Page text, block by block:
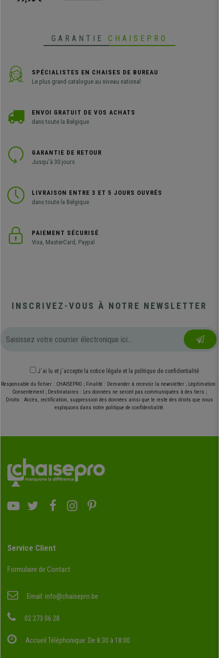
GARANTIE CHAISEPRO
SPÉCIALISTES EN CHAISES DE BUREAU
Le plus grand catalogue au niveau national
ENVOI GRATUIT DE VOS ACHATS
dans toute la Belgique
GARANTIE DE RETOUR
Jusqu'à 30 jours
LIVRAISON ENTRE 3 ET 5 JOURS OUVRÉS
dans toute la Belgique
PAIEMENT SÉCURISÉ
Visa, MasterCard, Paypal
INSCRIVEZ-VOUS À NOTRE NEWSLETTER
J´ai lu et j´accepte la notice légale et la politique de confidentialité
Responsable du fichier : CHAISEPRO ; Finalité : Demander à recevoir la newsletter ; Légitimation :
Consentement ; Destinataires : Les données ne seront pas communiquées à des tiers ;
Droits : Accès, rectification, suppression des données ainsi que le reste des droits que nous
expliquons dans notre politique de confidentialité.
Service Client
Formulaire de Contact
Email: info@chaisepro.be
02 273 06 28
Accueil Téléphonique: De 8:30 à 18:00